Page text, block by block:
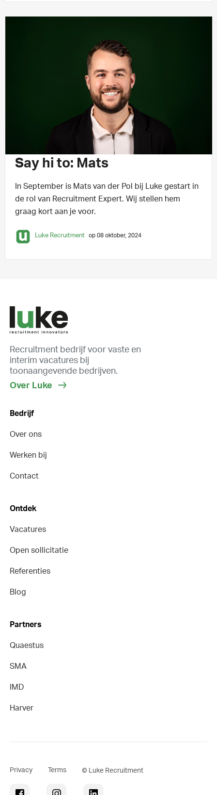
1 min leestijd
Say hi to: Mats
In September is Mats van der Pol bij Luke gestart in
de rol van Recruitment Expert. Wij stellen hem
graag kort aan je voor.
Luke Recruitment op 08 oktober, 2024
Recruitment bedrijf voor vaste en
interim vacatures bij
toonaangevende bedrijven.
Over Luke
Bedrijf
Over ons
Werken bij
Contact
Ontdek
Vacatures
Open sollicitatie
Referenties
Blog
Partners
Quaestus
SMA
IMD
Harver
Privacy Terms © Luke Recruitment